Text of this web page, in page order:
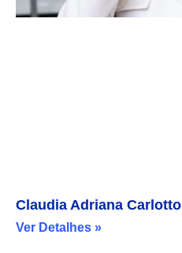
Claudia Adriana Carlotto
Ver Detalhes »